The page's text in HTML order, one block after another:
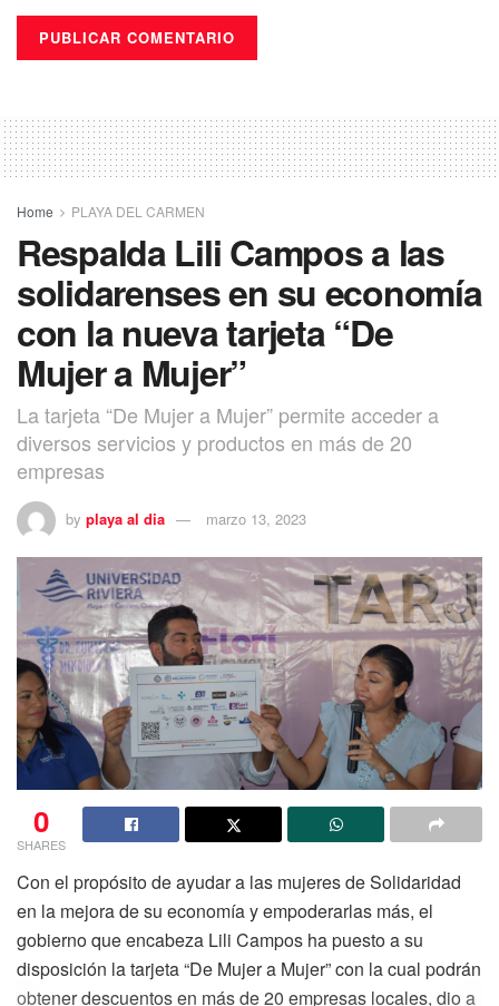
Home PLAYA DEL CARMEN
Respalda Lili Campos a las
solidarenses en su economía
con la nueva tarjeta “De
Mujer a Mujer”
La tarjeta “De Mujer a Mujer” permite acceder a
diversos servicios y productos en más de 20
empresas
by playa al dia marzo 13, 2023
0
SHARES
Con el propósito de ayudar a las mujeres de Solidaridad
en la mejora de su economía y empoderarlas más, el
gobierno que encabeza Lili Campos ha puesto a su
disposición la tarjeta “De Mujer a Mujer” con la cual podrán
obtener descuentos en más de 20 empresas locales, dio a